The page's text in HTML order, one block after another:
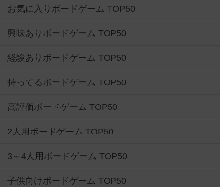
お気に入りボードゲーム TOP50
興味ありボードゲーム TOP50
経験ありボードゲーム TOP50
持ってるボードゲーム TOP50
高評価ボードゲーム TOP50
2人用ボードゲーム TOP50
3～4人用ボードゲーム TOP50
子供向けボードゲーム TOP50